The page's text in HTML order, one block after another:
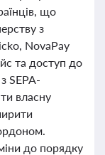
що
з
NovaPay
та доступ до
SEPA-
власну
до порядку